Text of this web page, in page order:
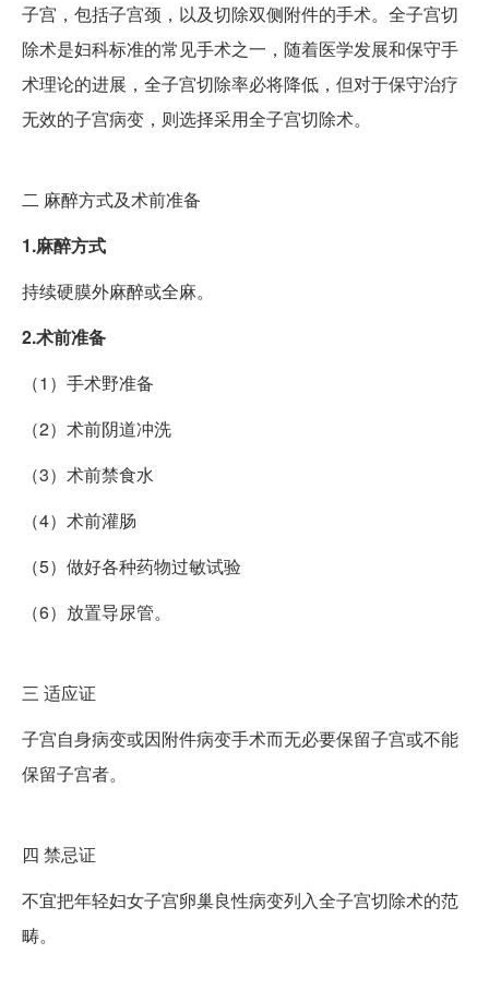
子宫，包括子宫颈，以及切除双侧附件的手术。全子宫切
除术是妇科标准的常见手术之一，随着医学发展和保守手
术理论的进展，全子宫切除率必将降低，但对于保守治疗
无效的子宫病变，则选择采用全子宫切除术。
二 麻醉方式及术前准备
1.麻醉方式
持续硬膜外麻醉或全麻。
2.术前准备
（1）手术野准备
（2）术前阴道冲洗
（3）术前禁食水
（4）术前灌肠
（5）做好各种药物过敏试验
（6）放置导尿管。
三 适应证
子宫自身病变或因附件病变手术而无必要保留子宫或不能
保留子宫者。
四 禁忌证
不宜把年轻妇女子宫卵巢良性病变列入全子宫切除术的范
畴。